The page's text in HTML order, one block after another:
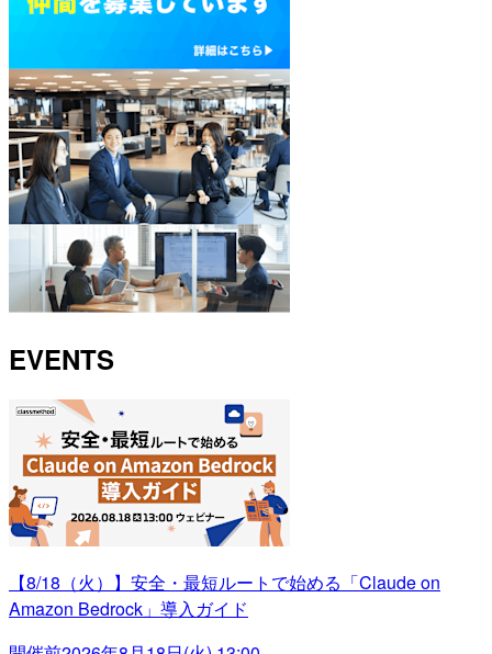
EVENTS
【8/18（火）】安全・最短ルートで始める「Claude on
Amazon Bedrock」導入ガイド